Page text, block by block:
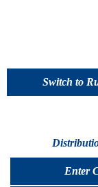
Switch to
Enter